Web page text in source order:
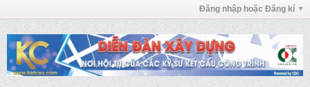
Đăng nhập hoặc Đăng kí